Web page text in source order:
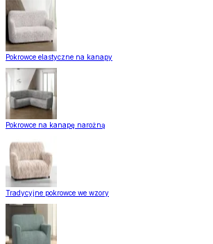
Pokrowce elastyczne na kanapy
Pokrowce na kanapę narożną
Tradycyjne pokrowce we wzory